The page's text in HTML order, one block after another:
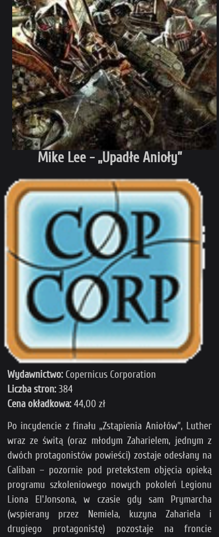
Mike Lee - „Upadłe Anioły”
Wydawnictwo: Copernicus Corporation
Liczba stron: 384
Cena okładkowa: 44,00 zł
Po incydencie z finału „Zstąpienia Aniołów”, Luther
wraz ze świtą (oraz młodym Zaharielem, jednym z
dwóch protagonistów powieści) zostaje odesłany na
Caliban – pozornie pod pretekstem objęcia opieką
programu szkoleniowego nowych pokoleń Legionu
Liona El'Jonsona, w czasie gdy sam Prymarcha
(wspierany przez Nemiela, kuzyna Zahariela i
drugiego protagonistę) pozostaje na froncie